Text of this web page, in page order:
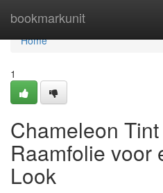
bookmarkunit
Home
Home
1
Chameleon
Raamfolie voor
Look